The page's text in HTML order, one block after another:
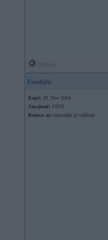
Fandulis
Kopš: 29. Nov 2004
Ziņojumi: 13929
Braucu ar: sipisnīku pi vuškom